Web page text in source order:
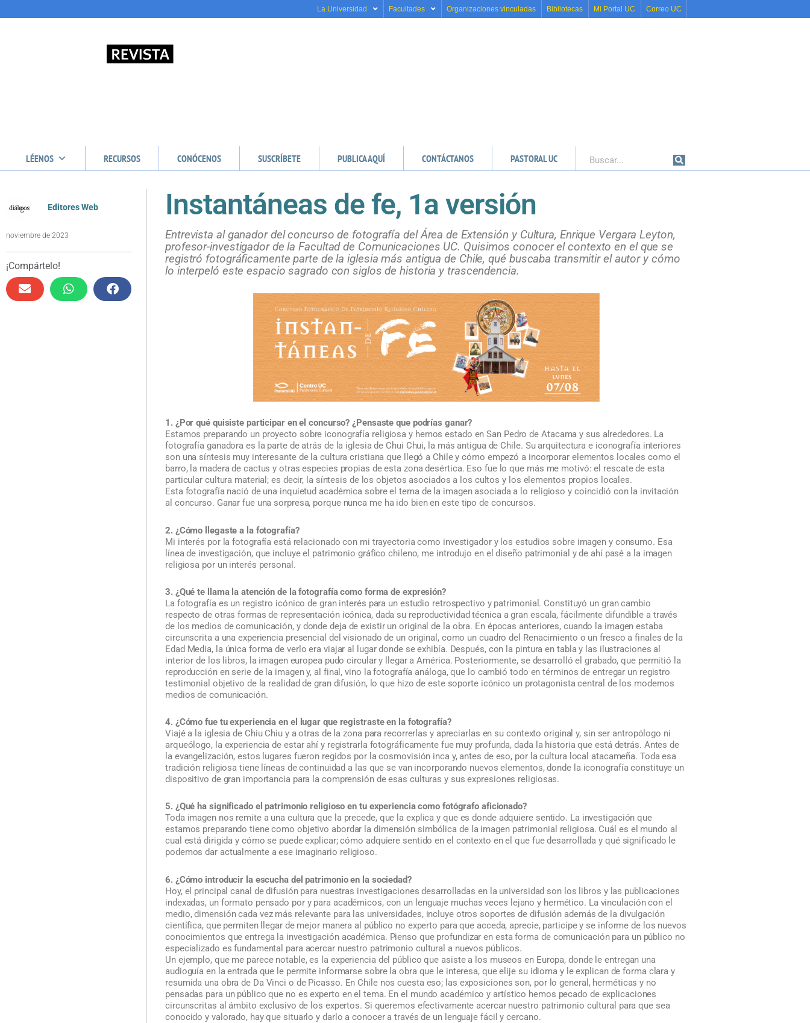
La Universidad Facultades Organizaciones vinculadas Bibliotecas Mi Portal UC Correo UC
LÉENOS RECURSOS CONÓCENOS SUSCRÍBETE PUBLICA AQUÍ CONTÁCTANOS PASTORAL UC Buscar
Editores Web
noviembre de 2023
¡Compártelo!
Instantáneas de fe, 1a versión
Entrevista al ganador del concurso de fotografía del Área de Extensión y Cultura, Enrique Vergara Leyton,
profesor-investigador de la Facultad de Comunicaciones UC. Quisimos conocer el contexto en el que se
registró fotográficamente parte de la iglesia más antigua de Chile, qué buscaba transmitir el autor y cómo
lo interpeló este espacio sagrado con siglos de historia y trascendencia.
1. ¿Por qué quisiste participar en el concurso? ¿Pensaste que podrías ganar?
Estamos preparando un proyecto sobre iconografía religiosa y hemos estado en San Pedro de Atacama y sus alrededores. La
fotografía ganadora es la parte de atrás de la iglesia de Chui Chui, la más antigua de Chile. Su arquitectura e iconografía interiores
son una síntesis muy interesante de la cultura cristiana que llegó a Chile y cómo empezó a incorporar elementos locales como el
barro, la madera de cactus y otras especies propias de esta zona desértica. Eso fue lo que más me motivó: el rescate de esta
particular cultura material; es decir, la síntesis de los objetos asociados a los cultos y los elementos propios locales.
Esta fotografía nació de una inquietud académica sobre el tema de la imagen asociada a lo religioso y coincidió con la invitación
al concurso. Ganar fue una sorpresa, porque nunca me ha ido bien en este tipo de concursos.
2. ¿Cómo llegaste a la fotografía?
Mi interés por la fotografía está relacionado con mi trayectoria como investigador y los estudios sobre imagen y consumo. Esa
línea de investigación, que incluye el patrimonio gráfico chileno, me introdujo en el diseño patrimonial y de ahí pasé a la imagen
religiosa por un interés personal.
3. ¿Qué te llama la atención de la fotografía como forma de expresión?
La fotografía es un registro icónico de gran interés para un estudio retrospectivo y patrimonial. Constituyó un gran cambio
respecto de otras formas de representación icónica, dada su reproductividad técnica a gran escala, fácilmente difundible a través
de los medios de comunicación, y donde deja de existir un original de la obra. En épocas anteriores, cuando la imagen estaba
circunscrita a una experiencia presencial del visionado de un original, como un cuadro del Renacimiento o un fresco a finales de la
Edad Media, la única forma de verlo era viajar al lugar donde se exhibía. Después, con la pintura en tabla y las ilustraciones al
interior de los libros, la imagen europea pudo circular y llegar a América. Posteriormente, se desarrolló el grabado, que permitió la
reproducción en serie de la imagen y, al final, vino la fotografía análoga, que lo cambió todo en términos de entregar un registro
testimonial objetivo de la realidad de gran difusión, lo que hizo de este soporte icónico un protagonista central de los modernos
medios de comunicación.
4. ¿Cómo fue tu experiencia en el lugar que registraste en la fotografía?
Viajé a la iglesia de Chiu Chiu y a otras de la zona para recorrerlas y apreciarlas en su contexto original y, sin ser antropólogo ni
arqueólogo, la experiencia de estar ahí y registrarla fotográficamente fue muy profunda, dada la historia que está detrás. Antes de
la evangelización, estos lugares fueron regidos por la cosmovisión inca y, antes de eso, por la cultura local atacameña. Toda esa
tradición religiosa tiene líneas de continuidad a las que se van incorporando nuevos elementos, donde la iconografía constituye un
dispositivo de gran importancia para la comprensión de esas culturas y sus expresiones religiosas.
5. ¿Qué ha significado el patrimonio religioso en tu experiencia como fotógrafo aficionado?
Toda imagen nos remite a una cultura que la precede, que la explica y que es donde adquiere sentido. La investigación que
estamos preparando tiene como objetivo abordar la dimensión simbólica de la imagen patrimonial religiosa. Cuál es el mundo al
cual está dirigida y cómo se puede explicar; cómo adquiere sentido en el contexto en el que fue desarrollada y qué significado le
podemos dar actualmente a ese imaginario religioso.
6. ¿Cómo introducir la escucha del patrimonio en la sociedad?
Hoy, el principal canal de difusión para nuestras investigaciones desarrolladas en la universidad son los libros y las publicaciones
indexadas, un formato pensado por y para académicos, con un lenguaje muchas veces lejano y hermético. La vinculación con el
medio, dimensión cada vez más relevante para las universidades, incluye otros soportes de difusión además de la divulgación
científica, que permiten llegar de mejor manera al público no experto para que acceda, aprecie, participe y se informe de los nuevos
conocimientos que entrega la investigación académica. Pienso que profundizar en esta forma de comunicación para un público no
especializado es fundamental para acercar nuestro patrimonio cultural a nuevos públicos.
Un ejemplo, que me parece notable, es la experiencia del público que asiste a los museos en Europa, donde le entregan una
audioguía en la entrada que le permite informarse sobre la obra que le interesa, que elije su idioma y le explican de forma clara y
resumida una obra de Da Vinci o de Picasso. En Chile nos cuesta eso; las exposiciones son, por lo general, herméticas y no
pensadas para un público que no es experto en el tema. En el mundo académico y artístico hemos pecado de explicaciones
circunscritas al ámbito exclusivo de los expertos. Si queremos efectivamente acercar nuestro patrimonio cultural para que sea
conocido y valorado, hay que situarlo y darlo a conocer a través de un lenguaje fácil y cercano.